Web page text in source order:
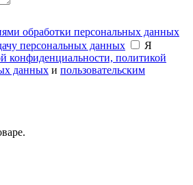
обработки персональных данных
персональных данных
Я
конфиденциальности, политикой
данных и пользовательским